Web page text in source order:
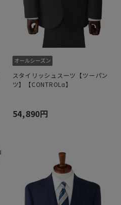
スタイリッシュスーツ【ツーパン
ツ】【CONTROLα】
54,890円